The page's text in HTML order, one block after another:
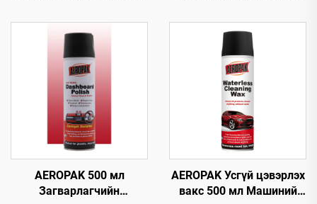
Тирний Анивч
шинэчлэх хэрэгсэл
AEROPAK 500 мл
Загварлагчийн
AEROPAK Усгүй цэвэрлэх
вакс 500 мл Машиний